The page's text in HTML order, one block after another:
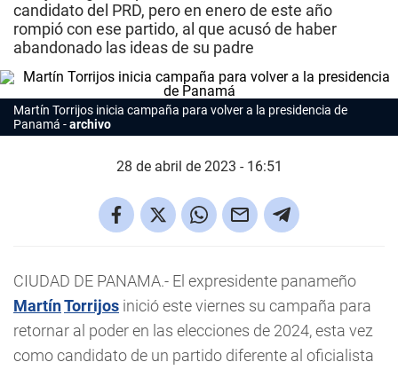
candidato del PRD, pero en enero de este año
rompió con ese partido, al que acusó de haber
abandonado las ideas de su padre
Martín Torrijos inicia campaña para volver a la presidencia de
Panamá
archivo
28 de abril de 2023 - 16:51
CIUDAD DE PANAMA.- El expresidente panameño
MartínTorrijos inició este viernes su campaña para
retornar al poder en las elecciones de 2024, esta vez
como candidato de un partido diferente al oficialista